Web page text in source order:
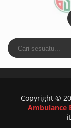
Copyright ©
Ambulance